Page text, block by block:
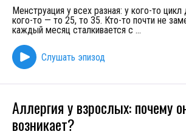
Менструация у всех разная: у кого-то
кого-то — то 25, то 35. Кто-то почти не
каждый месяц сталкивается с ...
Слушать эпизод
Аллергия у взрослых: почему
возникает?